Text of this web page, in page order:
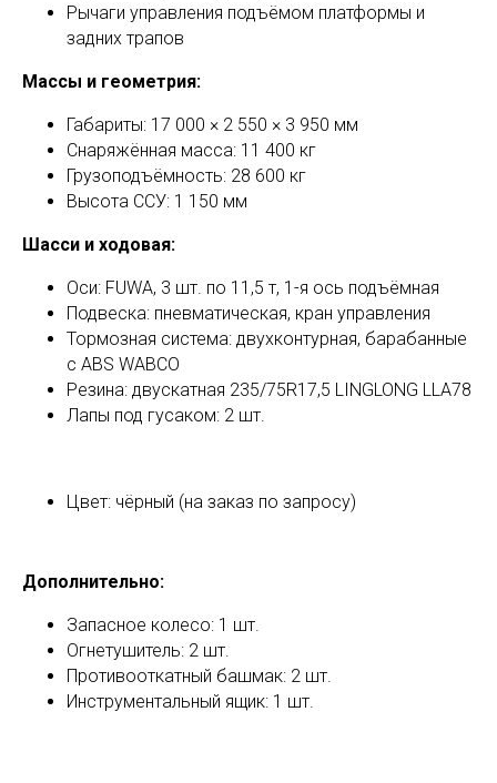
Рычаги управления подъёмом платформы и
задних трапов
Массы и геометрия:
Габариты: 17 000 × 2 550 × 3 950 мм
Снаряжённая масса: 11 400 кг
Грузоподъёмность: 28 600 кг
Высота ССУ: 1 150 мм
Шасси и ходовая:
Оси: FUWA, 3 шт. по 11,5 т, 1-я ось подъёмная
Подвеска: пневматическая, кран управления
Тормозная система: двухконтурная, барабанные
с ABS WABCO
Резина: двускатная 235/75R17,5 LINGLONG LLA78
Лапы под гусаком: 2 шт.
Цвет: чёрный (на заказ по запросу)
Дополнительно:
Запасное колесо: 1 шт.
Огнетушитель: 2 шт.
Противооткатный башмак: 2 шт.
Инструментальный ящик: 1 шт.